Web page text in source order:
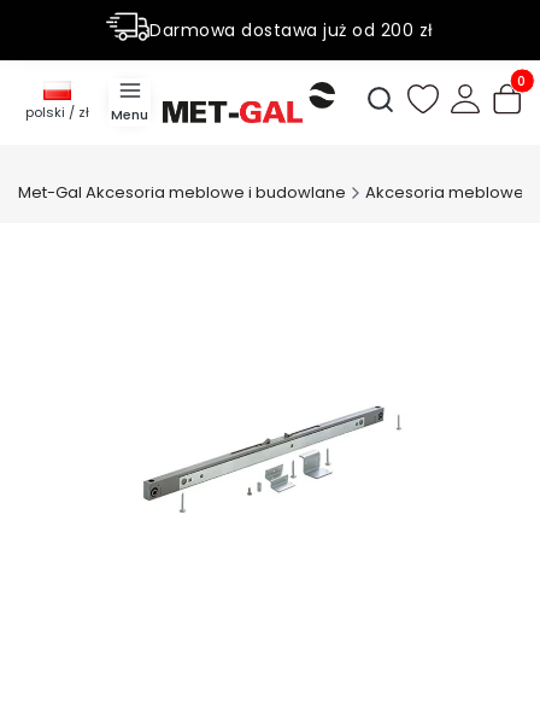
Darmowa dostawa już od 200 zł
Rabaty do 50% na wybrane produky
Menu
Otwórz
polski / zł
Met-Gal Akcesoria meblowe i budowlane Akcesoria meblowe